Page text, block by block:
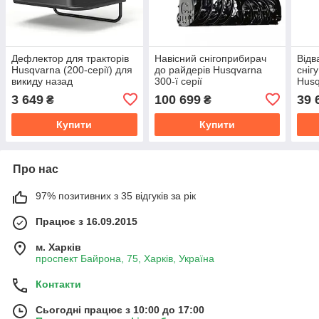
Дефлектор для тракторів
Husqvarna (200-серії) для
викиду назад
3 649 ₴
Купити
Навісний снігоприбирач
до райдерів Husqvarna
300-ї серії
100 699₴
Купити
39
Про нас
97% позитивних з 35 відгуків за рік
Працює з 16.09.2015
м. Харків
проспект Байрона, 75, Харків, Україна
Контакти
Сьогодні працює з 10:00 до 17:00